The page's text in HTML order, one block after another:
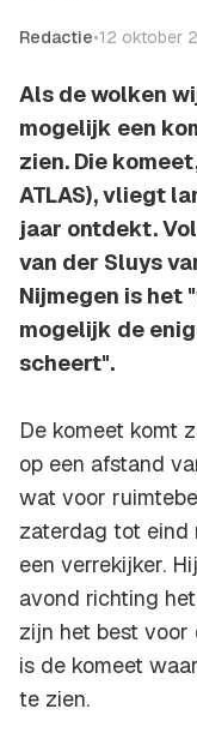
Redactie•12 oktober
Als de wolken
mogelijk een
zien. Die
ATLAS), vliegt
jaar ontdekt.
van der Sluys
Nijmegen is het
mogelijk de
scheert".
De komeet komt
op een afstand
wat voor
zaterdag tot eind
een verrekijker.
avond richting
zijn het best voor
is de komeet
te zien.